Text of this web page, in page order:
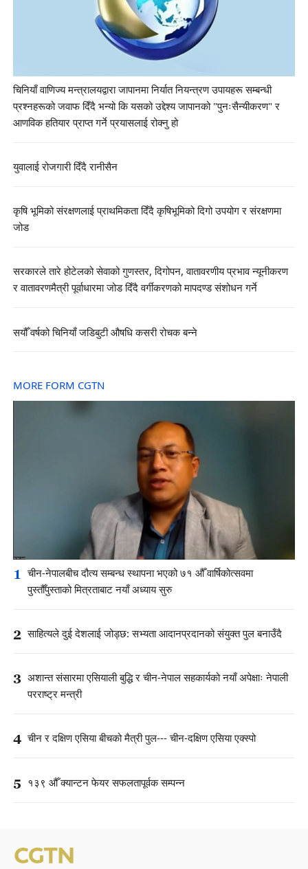
चिनियाँ वाणिज्य मन्त्रालयद्वारा जापानमा निर्यात नियन्त्रण उपायहरू सम्बन्धी
प्रश्नहरूको जवाफ दिँदै भन्यो कि यसको उद्देश्य जापानको "पुनःसैन्यीकरण" र
आणविक हतियार प्राप्त गर्ने प्रयासलाई रोक्नु हो
युवालाई रोजगारी दिँदै रानीसैन
कृषि भूमिको संरक्षणलाई प्राथमिकता दिँदै कृषिभूमिको दिगो उपयोग र संरक्षणमा
जोड
सरकारले तारे होटेलको सेवाको गुणस्तर, दिगोपन, वातावरणीय प्रभाव न्यूनीकरण
र वातावरणमैत्री पूर्वाधारमा जोड दिँदै वर्गीकरणको मापदण्ड संशोधन गर्ने
सयौँ वर्षको चिनियाँ जडिबुटी औषधि कसरी रोचक बन्ने
MORE FORM CGTN
1 चीन-नेपालबीच दौत्य सम्बन्ध स्थापना भएको ७१ औँ वार्षिकोत्सवमा
पुस्तौँपुस्ताको मित्रताबाट नयाँ अध्याय सुरु
2 साहित्यले दुई देशलाई जोड्छ: सभ्यता आदानप्रदानको संयुक्त पुल बनाउँदै
3 अशान्त संसारमा एसियाली बुद्धि र चीन-नेपाल सहकार्यको नयाँ अपेक्षाः नेपाली
परराष्ट्र मन्त्री
4 चीन र दक्षिण एसिया बीचको मैत्री पुल--- चीन-दक्षिण एसिया एक्स्पो
5 १३९ औँ क्यान्टन फेयर सफलतापूर्वक सम्पन्न